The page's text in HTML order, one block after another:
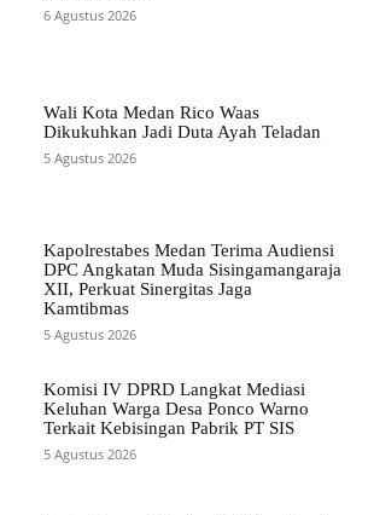
6 Agustus 2026
Wali Kota Medan Rico Waas
Dikukuhkan Jadi Duta Ayah Teladan
5 Agustus 2026
Kapolrestabes Medan Terima Audiensi
DPC Angkatan Muda Sisingamangaraja
XII, Perkuat Sinergitas Jaga
Kamtibmas
5 Agustus 2026
Komisi IV DPRD Langkat Mediasi
Keluhan Warga Desa Ponco Warno
Terkait Kebisingan Pabrik PT SIS
5 Agustus 2026